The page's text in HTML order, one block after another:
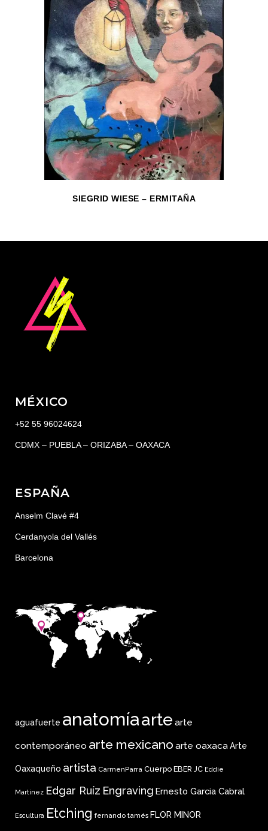
SIEGRID WIESE – ERMITAÑA
MÉXICO
+52 55 96024624
CDMX – PUEBLA – ORIZABA – OAXACA
ESPAÑA
Anselm Clavé #4
Cerdanyola del Vallés
Barcelona
aguafuerte anatomíaarte arte
contemporáneo arte mexicano arte oaxacaArte
Oaxaqueño artista CarmenParra Cuerpo EBER JC Eddie
Martinez Edgar Ruíz Engraving Ernesto Garcia Cabral
Escultura Etching fernando tamés FLOR MINOR